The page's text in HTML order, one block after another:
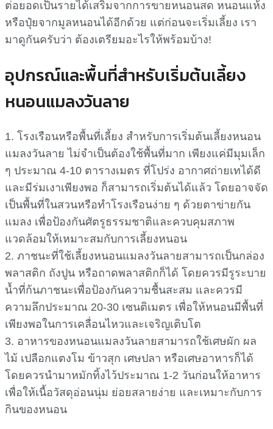
ต่อยอดเป็นรายได้เสริมจากการขายหนอนสด หนอนแห้ง
หรือปุ๋ยจากมูลหนอนได้อีกด้วย แต่ก่อนจะเริ่มเลี้ยง เรา
มาดูกันครับว่า ต้องเตรียมอะไรให้พร้อมบ้าง!
อุปกรณ์และพื้นที่สำหรับเริ่มต้นเลี้ยง
หนอนแมลงวันลาย
1. โรงเรือนหรือพื้นที่เลี้ยง สำหรับการเริ่มต้นเลี้ยงหนอน
แมลงวันลาย ไม่จำเป็นต้องใช้พื้นที่มาก เพียงแค่มีมุมเล็ก
ๆ ประมาณ 4-10 ตารางเมตร ที่โปร่ง อากาศถ่ายเทได้ดี
และมีร่มเงาเพียงพอ ก็สามารถเริ่มต้นได้แล้ว โดยอาจจัด
เป็นพื้นที่ในสวนหรือทำโรงเรือนง่าย ๆ ด้วยตาข่ายกัน
แมลง เพื่อป้องกันศัตรูธรรมชาติและควบคุมสภาพ
แวดล้อมให้เหมาะสมกับการเลี้ยงหนอน
2. ภาชนะที่ใช้เลี้ยงหนอนแมลงวันลายสามารถเป็นกล่อง
พลาสติก ถังปูน หรือถาดพลาสติกก็ได้ โดยควรมีรูระบาย
น้ำที่ก้นภาชนะเพื่อป้องกันความชื้นสะสม และควรมี
ความลึกประมาณ 20-30 เซนติเมตร เพื่อให้หนอนมีพื้นที่
เพียงพอในการเคลื่อนไหวและเจริญเติบโต
3. อาหารของหนอนแมลงวันลายสามารถใช้เศษผัก ผล
ไม้ เปลือกแตงโม ข้าวสุก เศษปลา หรือเศษอาหารก็ได้
โดยควรนำมาหมักทิ้งไว้ประมาณ 1-2 วันก่อนให้อาหาร
เพื่อให้เนื้อวัสดุอ่อนนุ่ม ย่อยสลายง่าย และเหมาะกับการ
กินของหนอน